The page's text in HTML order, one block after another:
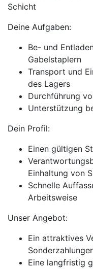
Schicht
Deine Aufgaben:
Be- und
Gabelstaplern
Transport und
des Lagers
Durchführung
Unterstützung
Dein Profil:
Einen gültigen
Einhaltung von
Schnelle
Arbeitsweise
Unser Angebot:
Ein attraktives
Eine langfristig